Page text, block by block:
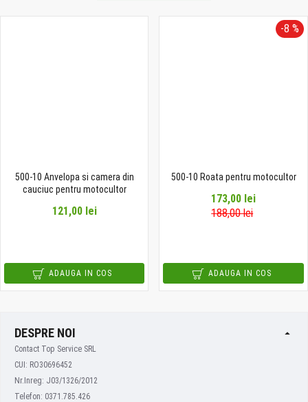
500-10 Anvelopa si camera din
cauciuc pentru motocultor
121,00 lei
ADAUGA IN COS
-8 %
500-10 Roata pentru motocultor
173,00 lei
188,00 lei
ADAUGA IN COS
DESPRE NOI
Contact Top Service SRL
CUI: RO30696452
Nr.Inreg: J03/1326/2012
Telefon: 0371.785.426